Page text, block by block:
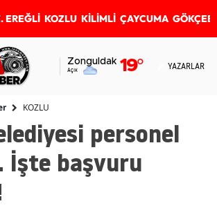
EREĞLİ KOZLU KİLİMLİ ÇAYCUMA
Zonguldak
Açık 19° YAZARLAR
KOZLU
personel
İşte başvuru